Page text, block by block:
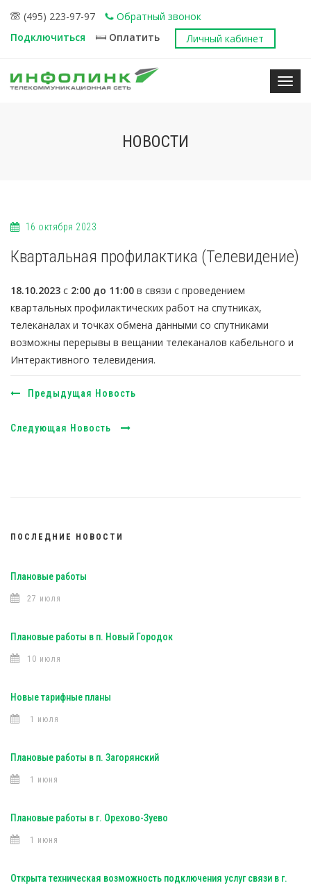
(495) 223-97-97
Обратный звонок
Подключиться
Оплатить Личный кабинет
НОВОСТИ
16 октября 2023
Квартальная профилактика (Телевидение)
18.10.2023 с 2:00 до 11:00 в связи с проведением
квартальных профилактических работ на спутниках,
телеканалах и точках обмена данными со спутниками
возможны перерывы в вещании телеканалов кабельного и
Интерактивного телевидения.
Предыдущая Новость
Следующая Новость
ПОСЛЕДНИЕ НОВОСТИ
Плановые работы
27 июля
Плановые работы в п. Новый Городок
10 июля
Новые тарифные планы
1 июля
Плановые работы в п. Загорянский
1 июня
Плановые работы в г. Орехово-Зуево
1 июня
Открыта техническая возможность подключения услуг связи в г.